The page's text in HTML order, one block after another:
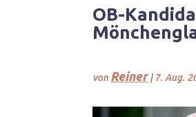
OB-
von Reiner|7. Aug.